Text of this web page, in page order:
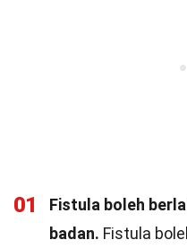
01
Fistula boleh
badan. Fistula